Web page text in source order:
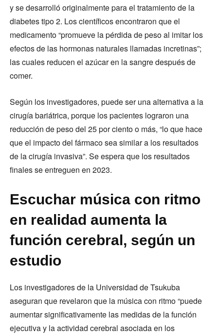
y se desarrolló originalmente para el tratamiento de la
diabetes tipo 2. Los científicos encontraron que el
medicamento “promueve la pérdida de peso al imitar los
efectos de las hormonas naturales llamadas incretinas”;
las cuales reducen el azúcar en la sangre después de
comer.
Según los investigadores, puede ser una alternativa a la
cirugía bariátrica, porque los pacientes lograron una
reducción de peso del 25 por ciento o más, “lo que hace
que el impacto del fármaco sea similar a los resultados
de la cirugía invasiva”. Se espera que los resultados
finales se entreguen en 2023.
Escuchar música con ritmo
en realidad aumenta la
función cerebral, según un
estudio
Los investigadores de la Universidad de Tsukuba
aseguran que revelaron que la música con ritmo “puede
aumentar significativamente las medidas de la función
ejecutiva y la actividad cerebral asociada en los